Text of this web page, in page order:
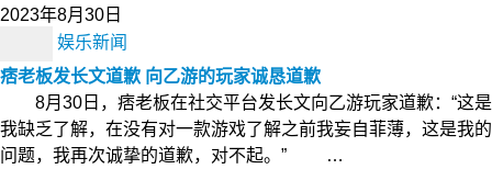
2023年8月30日
娱乐新闻
痞老板发长文道歉 向乙游的玩家诚恳道歉
8月30日，痞老板在社交平台发长文向乙游玩家道歉：“这是
我缺乏了解，在没有对一款游戏了解之前我妄自菲薄，这是我的
问题，我再次诚挚的道歉，对不起。” …